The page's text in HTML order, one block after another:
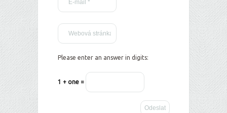
Please enter an answer in digits:
1 + one =